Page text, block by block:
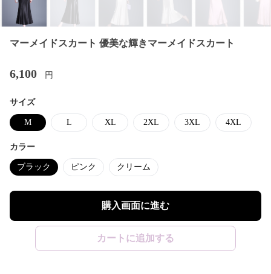
マーメイドスカート 優美な輝きマーメイドスカート
6,100 円
サイズ
M L XL 2XL 3XL 4XL
カラー
ブラック ピンク クリーム
購入画面に進む
カートに追加する